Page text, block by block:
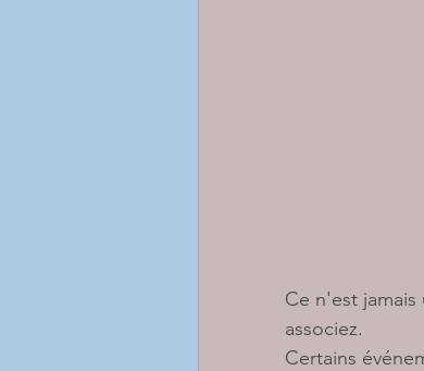
Ce n'est
associez.
Certains